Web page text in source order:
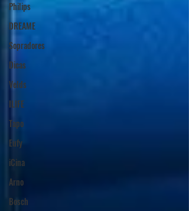
Philips
DREAME
Sopradores
Dicas
Velds
ILIFE
Tapo
Eufy
iCina
Arno
Bosch